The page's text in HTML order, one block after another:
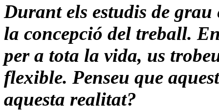
Durant els estudis de
la concepció del treball.
per a tota la vida, us
flexible. Penseu que
aquesta realitat?